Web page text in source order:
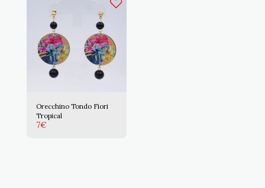
Orecchino Tondo Fiori
Tropical
7€